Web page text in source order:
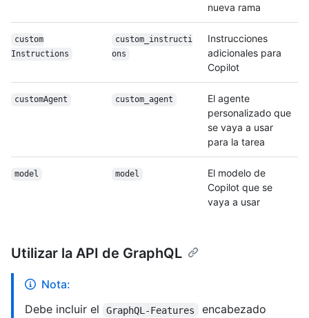
nueva rama
custom
Instructions
custom_instructi
ons
Instrucciones
adicionales para
Copilot
customAgent custom_agent
El agente
personalizado que
se vaya a usar
para la tarea
model model
El modelo de
Copilot que se
vaya a usar
Utilizar la API de GraphQL
Nota:
Debe incluir el
GraphQL-Features
encabezado